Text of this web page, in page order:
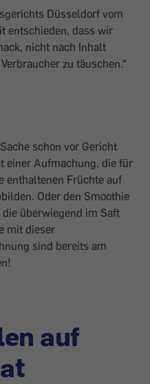
Düsseldorf vom
entschieden, dass wir
nicht nach Inhalt
zu täuschen.“
schon vor Gericht
einer Aufmachung, die für
enthaltenen Früchte auf
Oder den Smoothie
überwiegend im Saft
mit dieser
sind bereits am
auf